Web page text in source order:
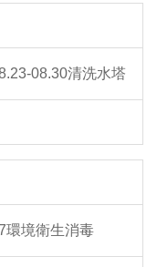
08.30清洗水塔
環境衛生消毒